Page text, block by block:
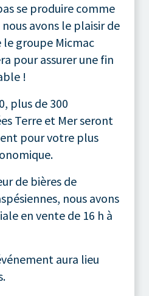
se produire comme
avons le plaisir de
le groupe Micmac
pour assurer une fin
!
plus de 300
Terre et Mer seront
pour votre plus
de bières de
nous avons
en vente de 16 h à
aura lieu